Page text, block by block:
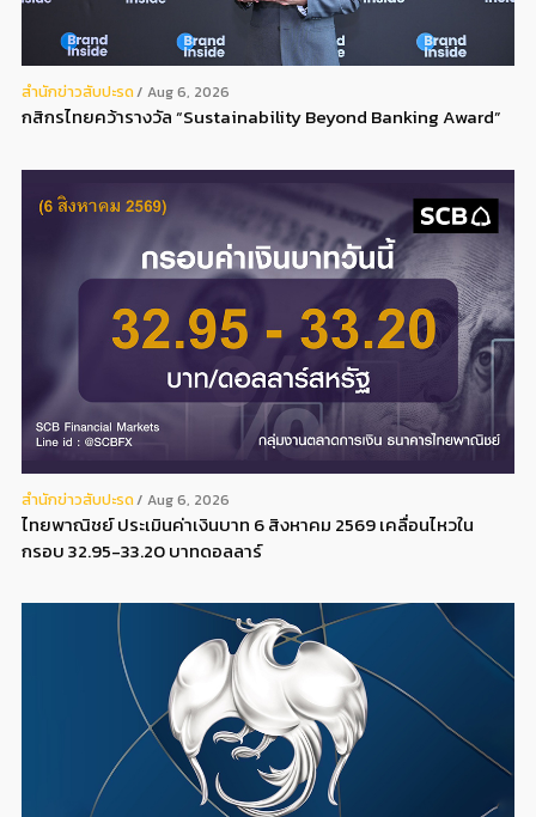
สํานักข่าวสับปะรด Aug 6, 2026
กสิกรไทยคว้ารางวัล “Sustainability Beyond Banking Award”
สํานักข่าวสับปะรด Aug 6, 2026
ไทยพาณิชย์ ประเมินค่าเงินบาท 6 สิงหาคม 2569 เคลื่อนไหวใน
กรอบ 32.95-33.20 บาทดอลลาร์